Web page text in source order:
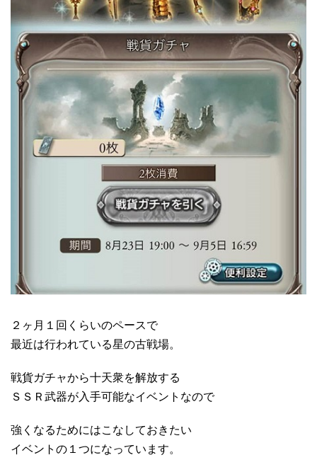
２ヶ月１回くらいのペースで
最近は行われている星の古戦場。
戦貨ガチャから十天衆を解放する
ＳＳＲ武器が入手可能なイベントなので
強くなるためにはこなしておきたい
イベントの１つになっています。